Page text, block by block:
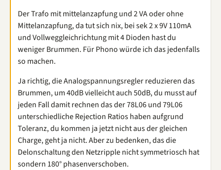
Der Trafo mit mittelanzapfung und 2 VA oder ohne
Mittelanzapfung, da tut sich nix, bei sek 2 x 9V 110mA
und Vollweggleichrichtung mit 4 Dioden hast du
weniger Brummen. Für Phono würde ich das jedenfalls
so machen.
Ja richtig, die Analogspannungsregler reduzieren das
Brummen, um 40dB vielleicht auch 50dB, du musst auf
jeden Fall damit rechnen das der 78L06 und 79L06
unterschiedliche Rejection Ratios haben aufgrund
Toleranz, du kommen ja jetzt nicht aus der gleichen
Charge, geht ja nicht. Aber zu bedenken, das die
Delonschaltung den Netzripple nicht symmetriosch hat
sondern 180° phasenverschoben.